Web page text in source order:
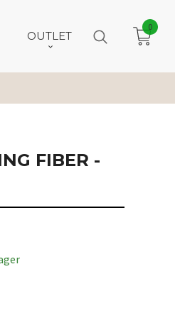
OUTLET
0
FIBER -